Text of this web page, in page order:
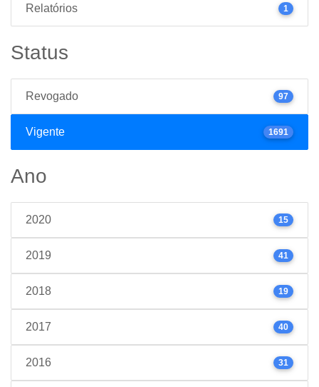
Relatórios 1
Status
Revogado 97
Vigente 1691
Ano
2020 15
2019 41
2018 19
2017 40
2016 31